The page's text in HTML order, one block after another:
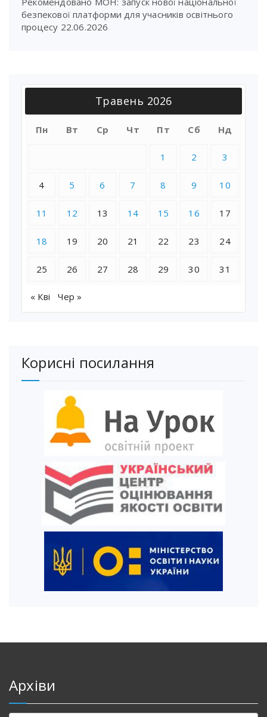
безпекової платформи для учасників освітнього
процесу 22.06.2026
Травень 2026
Пн Вт Ср Чт Пт Сб Нд
1 2 3
4 5 6 7 8 9 10
11 12 13 14 15 16 17
18 19 20 21 22 23 24
25 26 27 28 29 30 31
« Кві Чер »
Корисні посилання
Архіви